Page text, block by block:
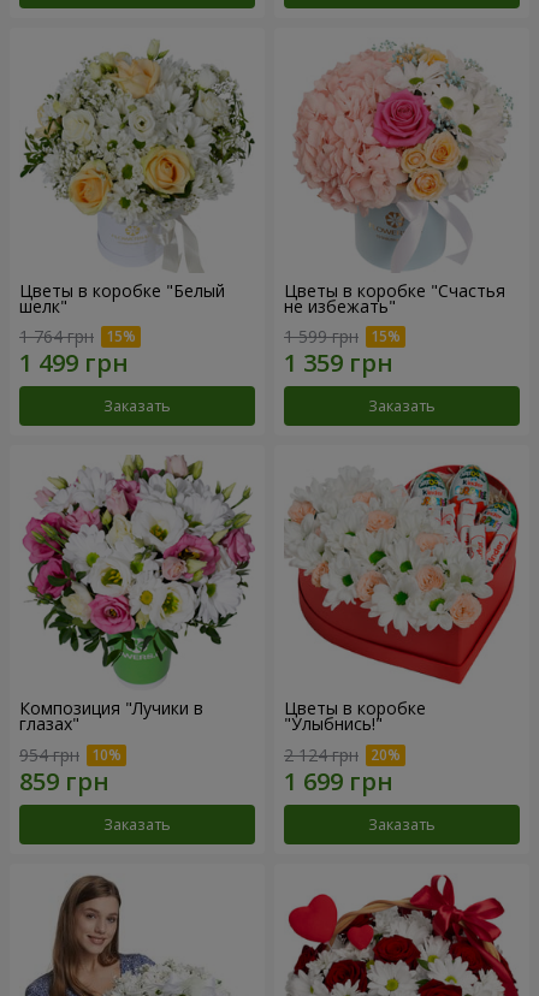
Цветы в коробке "Белый
шелк"
1 764 грн
Заказать
Цветы в коробке "Счастья
не избежать"
1 599 грн
Заказать
Композиция "Лучики в
глазах"
954 грн
Заказать
Цветы в коробке
"Улыбнись!"
2 124 грн
Заказать